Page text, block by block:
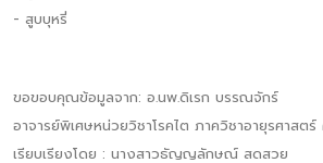
- สูบบุหรี่
ขอขอบคุณข้อมูลจาก: อ.นพ.ดิเรก บรรณจักร์
อาจารย์พิเศษหน่วยวิชาโรคไต ภาควิชาอายุรศาสต
เรียบเรียงโดย : นางสาวธัญญลักษณ์ สดสวย